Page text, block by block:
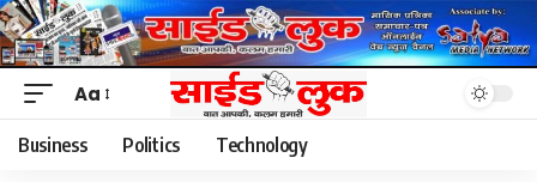
Font
Resizer
Aa
Business Politics Technology